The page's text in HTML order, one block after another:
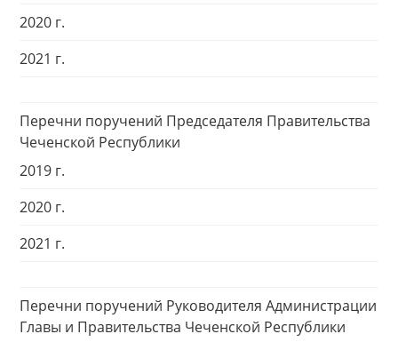
2020 г.
2021 г.
Перечни поручений Председателя Правительства
Чеченской Республики
2019 г.
2020 г.
2021 г.
Перечни поручений Руководителя Администрации
Главы и Правительства Чеченской Республики